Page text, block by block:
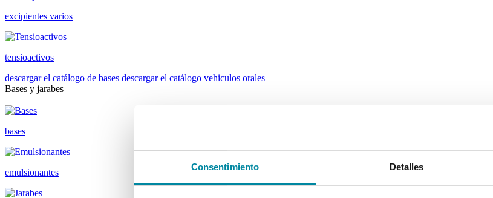
Consentimiento Detalles
excipientes varios
tensioactivos
descargar el catálogo de bases descargar el catálogo vehiculos orales
Bases y jarabes
bases
emulsionantes